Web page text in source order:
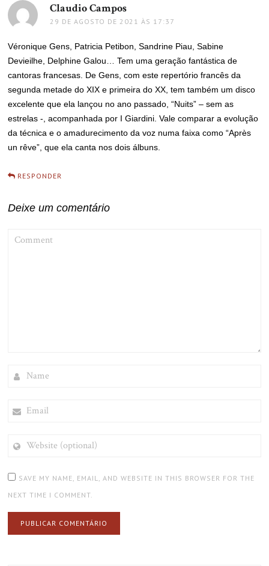
Claudio Campos
29 DE AGOSTO DE 2021 ÀS 17:37
Véronique Gens, Patricia Petibon, Sandrine Piau, Sabine
Devieilhe, Delphine Galou… Tem uma geração fantástica de
cantoras francesas. De Gens, com este repertório francês da
segunda metade do XIX e primeira do XX, tem também um disco
excelente que ela lançou no ano passado, “Nuits” – sem as
estrelas -, acompanhada por I Giardini. Vale comparar a evolução
da técnica e o amadurecimento da voz numa faixa como “Après
un rêve”, que ela canta nos dois álbuns.
RESPONDER
Deixe um comentário
(OPTIONAL)
SAVE MY NAME, EMAIL, AND WEBSITE IN THIS BROWSER FOR THE
NEXT TIME I COMMENT.